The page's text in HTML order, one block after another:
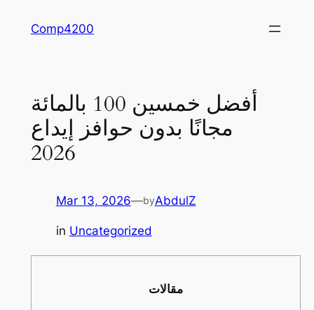
Comp4200
أفضل خمسين 100 بالمائة
مجانًا بدون حوافز إيداع
2026
Mar 13, 2026—byAbdulZ
in Uncategorized
مقالات